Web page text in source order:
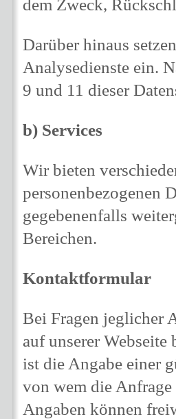
dem Zweck,
Darüber hinaus
Analysedienste ein.
9 und 11 dieser
b) Services
Wir bieten
personenbezogenen
gegebenenfalls
Bereichen.
Kontaktformular
Bei Fragen jeglicher
auf unserer
ist die Angabe einer
von wem die Anfrage
Angaben können